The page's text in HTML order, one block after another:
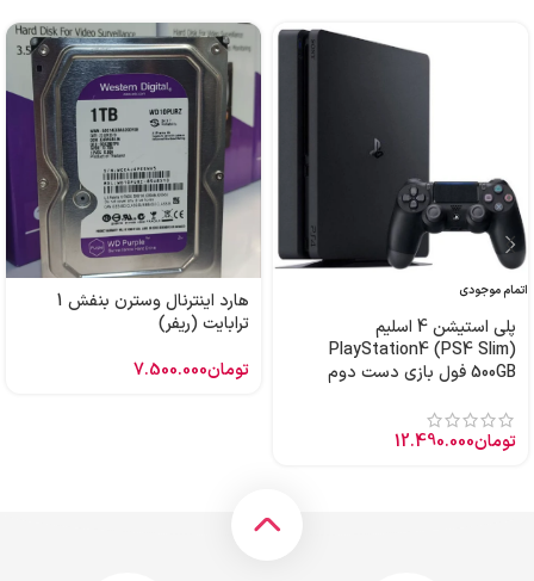
اتمام موجودی
پلی استیشن 4 اسلیم
PlayStation4 (PS4 Slim)
500GB فول بازی دست دوم
تومان12.490.000
هارد اینترنال وسترن بنفش 1
ترابایت (ریفر)
تومان7.500.000